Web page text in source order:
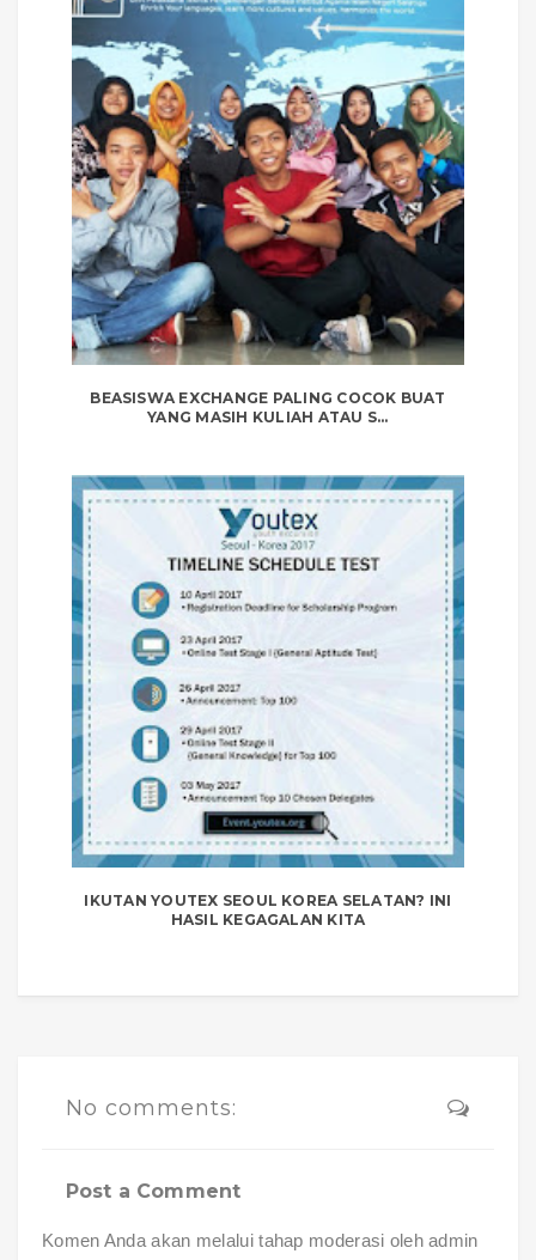
BEASISWA EXCHANGE PALING COCOK BUAT
YANG MASIH KULIAH ATAU S...
IKUTAN YOUTEX SEOUL KOREA SELATAN? INI
HASIL KEGAGALAN KITA
No comments:
Post a Comment
Komen Anda akan melalui tahap moderasi oleh admin